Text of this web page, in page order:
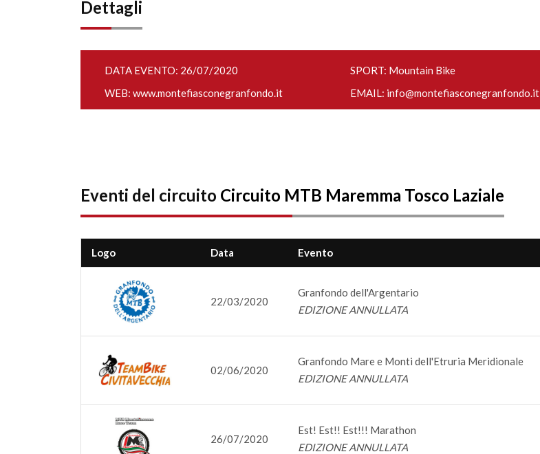
Dettagli
DATA EVENTO: 26/07/2020 SPORT: Mountain Bike
WEB: www.montefiasconegranfondo.it EMAIL: info@montefiasconegranfondo.it
Eventi del circuito Circuito MTB Maremma Tosco Laziale
Logo Data Evento
22/03/2020
Granfondo dell'Argentario
EDIZIONE ANNULLATA
02/06/2020
Granfondo Mare e Monti dell'Etruria Meridionale
EDIZIONE ANNULLATA
26/07/2020
Est! Est!! Est!!! Marathon
EDIZIONE ANNULLATA